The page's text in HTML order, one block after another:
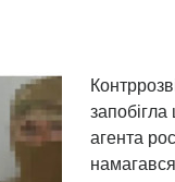
агента